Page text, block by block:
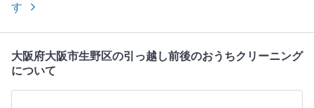
す
大阪府大阪市生野区の引っ越し前後のおうちクリーニング
について